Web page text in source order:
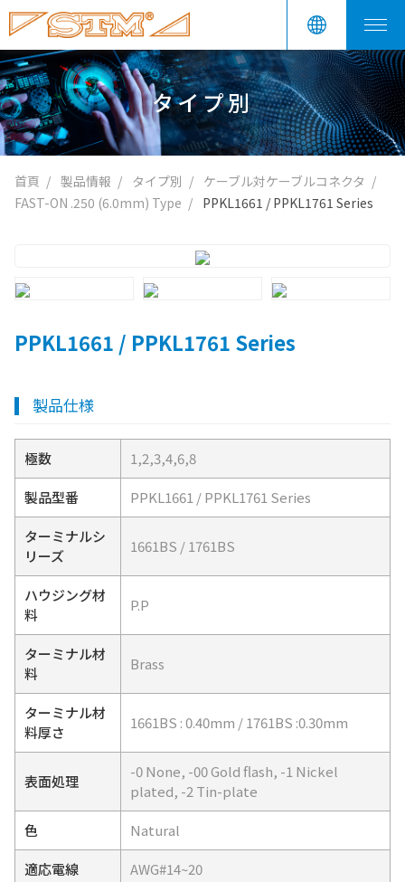
タイプ別
首頁 製品情報 タイプ別
ケーブル対ケーブルコネクタ
FAST-ON .250 (6.0mm) Type
PPKL1661 / PPKL1761 Series
PPKL1661 / PPKL1761 Series
製品仕様
極数 1,2,3,4,6,8
製品型番 PPKL1661 / PPKL1761 Series
ターミナルシ
リーズ
1661BS / 1761BS
ハウジング材
料
P.P
ターミナル材
料
Brass
ターミナル材
料厚さ
1661BS : 0.40mm / 1761BS :0.30mm
表面処理
-0 None, -00 Gold flash, -1 Nickel
plated, -2 Tin-plate
色 Natural
適応電線 AWG#14~20